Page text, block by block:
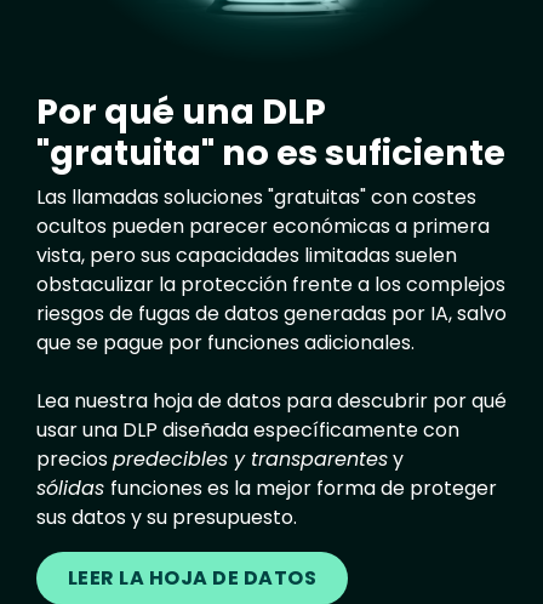
Por qué una DLP
"gratuita" no es suficiente
Las llamadas soluciones "gratuitas" con costes
ocultos pueden parecer económicas a primera
vista, pero sus capacidades limitadas suelen
obstaculizar la protección frente a los complejos
riesgos de fugas de datos generadas por IA, salvo
que se pague por funciones adicionales.
Lea nuestra hoja de datos para descubrir por qué
usar una DLP diseñada específicamente con
preciospredecibles y transparentesy
sólidas funciones es la mejor forma de proteger
sus datos y su presupuesto.
LEER LA HOJA DE DATOS